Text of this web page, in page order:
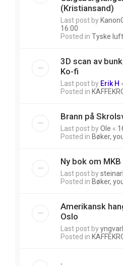
(Kristiansand)
Last post by
16:00
Posted in Tyske
3D scan av
Ko-fi
Last post by Erik H
Posted in
Brann på
Last post byOle «
Posted in Bøker,
Ny bok om
Last post by
Posted in Bøker,
Amerikansk
Oslo
Last post by
Posted in
.